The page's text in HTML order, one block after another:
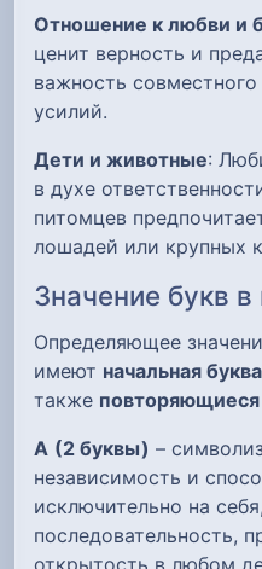
Отношение к любви и
ценит верность и
важность
усилий.
Дети и животные:
в духе
питомцев
лошадей или крупных
Значение букв
Определяющее
имеют начальная
также
А (2 буквы) –
независимость и
исключительно на
последовательность,
открытость в любом